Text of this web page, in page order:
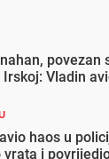
povezan
Vladin
haos u
i